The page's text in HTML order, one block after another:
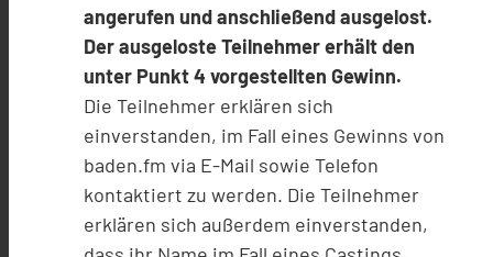
angerufen und anschließend ausgelost.
Der ausgeloste Teilnehmer erhält den
unter Punkt 4 vorgestellten Gewinn.
Die Teilnehmer erklären sich
einverstanden, im Fall eines Gewinns von
baden.fm via E-Mail sowie Telefon
kontaktiert zu werden. Die Teilnehmer
erklären sich außerdem einverstanden,